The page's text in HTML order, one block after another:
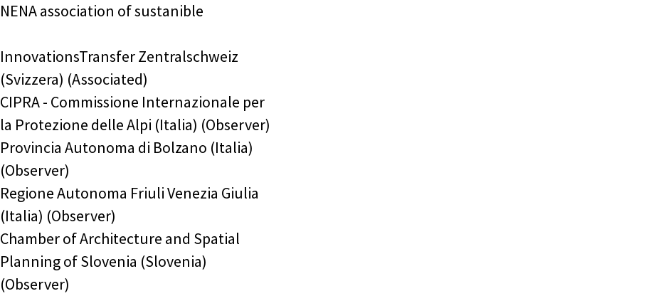
NENA association of sustanible
InnovationsTransfer Zentralschweiz
(Svizzera) (Associated)
CIPRA - Commissione Internazionale per
la Protezione delle Alpi (Italia) (Observer)
Provincia Autonoma di Bolzano (Italia)
(Observer)
Regione Autonoma Friuli Venezia Giulia
(Italia) (Observer)
Chamber of Architecture and Spatial
Planning of Slovenia (Slovenia)
(Observer)